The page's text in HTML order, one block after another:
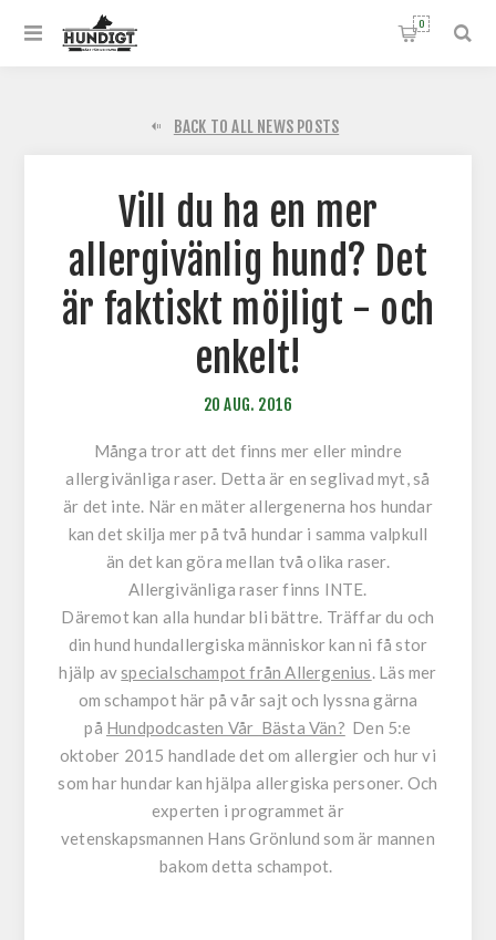
0
BACK TO ALL NEWS POSTS
Vill du ha en mer
allergivänlig hund? Det
är faktiskt möjligt - och
enkelt!
20 AUG. 2016
Många tror att det finns mer eller mindre
allergivänliga raser. Detta är en seglivad myt, så
är det inte. När en mäter allergenerna hos hundar
kan det skilja mer på två hundar i samma valpkull
än det kan göra mellan två olika raser.
Allergivänliga raser finns INTE.
Däremot kan alla hundar bli bättre. Träffar du och
din hund hundallergiska människor kan ni få stor
hjälp avspecialschampot från Allergenius. Läs mer
om schampot här på vår sajt och lyssna gärna
på Hundpodcasten Vår Bästa Vän? Den 5:e
oktober 2015 handlade det om allergier och hur vi
som har hundar kan hjälpa allergiska personer. Och
experten i programmet är
vetenskapsmannen Hans Grönlund som är mannen
bakom detta schampot.